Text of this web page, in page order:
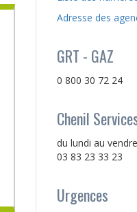
Adresse des
GRT - GAZ
0 800 30 72 24
Chenil
du lundi au
03 83 23 33 23
Urgences